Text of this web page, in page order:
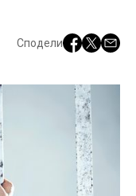
Сподели